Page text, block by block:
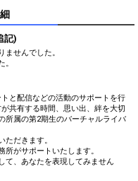
記)
せんでした。
と配信などの活動のサポートを行
共有する時間、思い出、絆を大切
所属の第2期生のバーチャルライバ
だきます。
がサポートいたします。
て、あなたを表現してみません